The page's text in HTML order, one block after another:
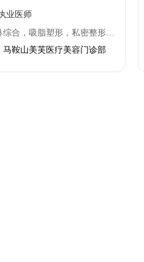
护理，保持良好的生活习惯和
才是对自己负责的做法。
业医师
，吸脂塑形，私密整形，胸部整形，面部精雕，毛发移植
马鞍山美芙医疗美容门诊部